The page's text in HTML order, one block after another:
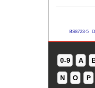
BS8723-5
0-9 A
N O P